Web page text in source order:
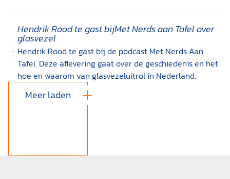
Hendrik Rood te gast bijMet Nerds aan Tafel over
glasvezel
Hendrik Rood te gast bij de podcast Met Nerds Aan
Tafel. Deze aflevering gaat over de geschiedenis en het
hoe en waarom van glasvezeluitrol in Nederland.
Meer laden